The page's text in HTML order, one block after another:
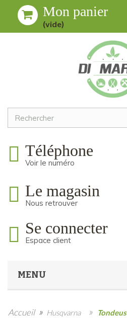
Mon panier
(vide)
Téléphone
Voir le numéro
Le magasin
Nous retrouver
Se connecter
Espace client
MENU
Accueil » Husqvarna »